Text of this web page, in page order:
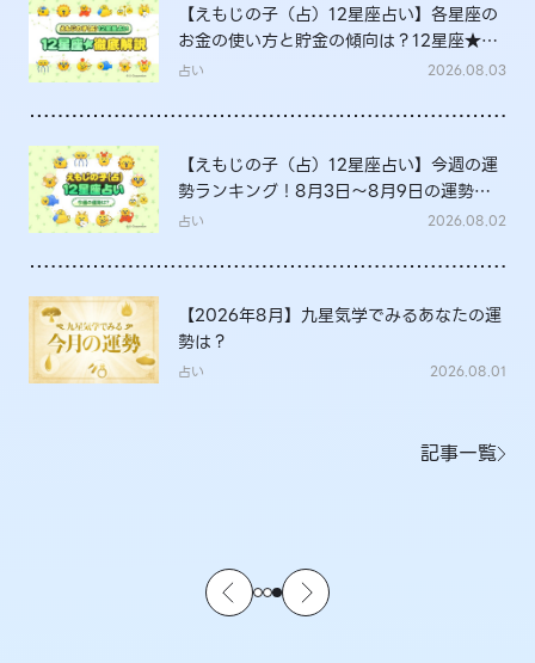
【えもじの子（占）12星座占い】各星座の
お金の使い方と貯金の傾向は？12星座★徹
底解説
占い 2026.08.03
【えもじの子（占）12星座占い】今週の運
勢ランキング！8月3日～8月9日の運勢
は？
占い 2026.08.02
【2026年8月】九星気学でみるあなたの運
勢は？
占い 2026.08.01
記事一覧